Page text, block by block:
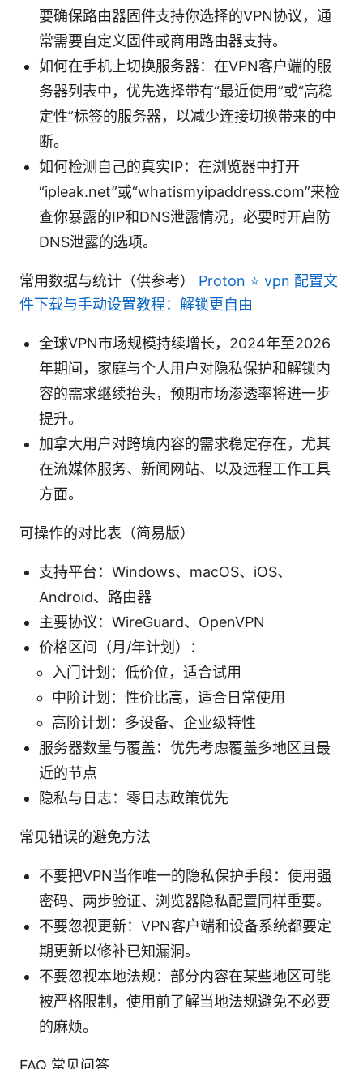
要确保路由器固件支持你选择的VPN协议，通
常需要自定义固件或商用路由器支持。
如何在手机上切换服务器：在VPN客户端的服
务器列表中，优先选择带有“最近使用”或“高稳
定性”标签的服务器，以减少连接切换带来的中
断。
如何检测自己的真实IP：在浏览器中打开
“ipleak.net”或“whatismyipaddress.com”来检
查你暴露的IP和DNS泄露情况，必要时开启防
DNS泄露的选项。
常用数据与统计（供参考） Proton ⭐ vpn 配置文
件下载与手动设置教程：解锁更自由
全球VPN市场规模持续增长，2024年至2026
年期间，家庭与个人用户对隐私保护和解锁内
容的需求继续抬头，预期市场渗透率将进一步
提升。
加拿大用户对跨境内容的需求稳定存在，尤其
在流媒体服务、新闻网站、以及远程工作工具
方面。
可操作的对比表（简易版）
支持平台：Windows、macOS、iOS、
Android、路由器
主要协议：WireGuard、OpenVPN
价格区间（月/年计划）：
入门计划：低价位，适合试用
中阶计划：性价比高，适合日常使用
高阶计划：多设备、企业级特性
服务器数量与覆盖：优先考虑覆盖多地区且最
近的节点
隐私与日志：零日志政策优先
常见错误的避免方法
不要把VPN当作唯一的隐私保护手段：使用强
密码、两步验证、浏览器隐私配置同样重要。
不要忽视更新：VPN客户端和设备系统都要定
期更新以修补已知漏洞。
不要忽视本地法规：部分内容在某些地区可能
被严格限制，使用前了解当地法规避免不必要
的麻烦。
FAQ 常见问答